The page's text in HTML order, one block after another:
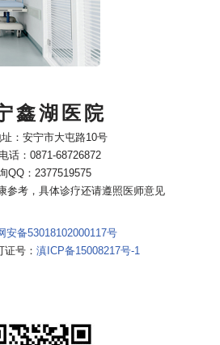
鑫湖医院
：安宁市大屯路10号
话：0871-68726872
QQ：2377519575
参考，具体诊疗还请遵照医师意见
安备53018102000117号
证号： 滇ICP备15008217号-1